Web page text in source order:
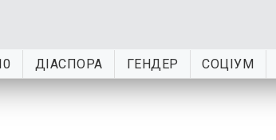
ДІАСПОРА ГЕНДЕР СОЦІУМ